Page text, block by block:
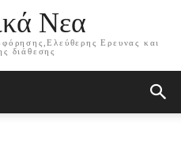
Νεα
Ερευνας και
διάθεσης